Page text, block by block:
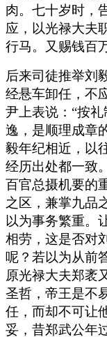
肉。七十岁时，
应，以光禄大夫
行马。又赐钱百
后来司徒推举刘
经悬车卸任，不
尹上表说：“按
逸，是顺理成章
毅年纪相近，以
经历出处都一致
百官总摄机要的
之区，兼掌九品
以为事务繁重。
相劳，这是否对
呢？若以为从前
原光禄大夫郑袤
圣哲，帝王是不
任，而却不可让
妥，昔郑武公年